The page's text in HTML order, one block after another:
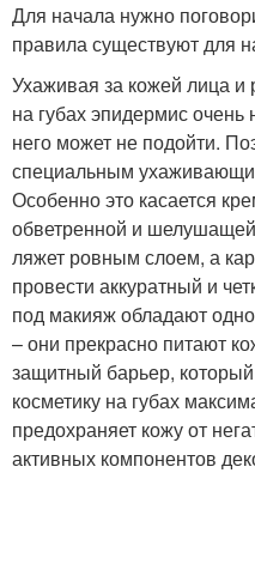
Для начала нужно
правила существуют для
Ухаживая за кожей лица и
на губах эпидермис
него может не подойти.
специальным
Особенно это касается
обветренной и
ляжет ровным слоем, а
провести аккуратный и
под макияж обладают
– они прекрасно питают
защитный барьер,
косметику на губах
предохраняет кожу от
активных компонентов